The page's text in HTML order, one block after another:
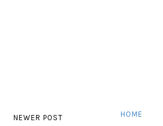
NEWER POST HOME